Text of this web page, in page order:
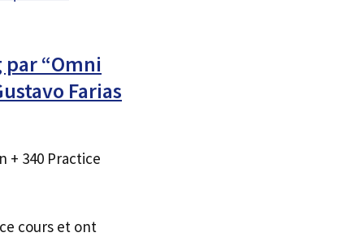
“Omni
Farias
+ 340 Practice
cours et ont